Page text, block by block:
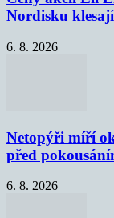
Nordisku klesají
6. 8. 2026
Netopýři míří
před
6. 8. 2026